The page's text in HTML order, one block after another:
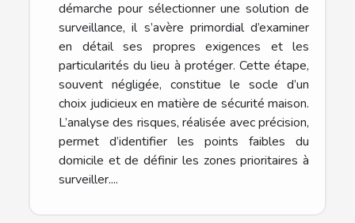
démarche pour sélectionner une solution de
surveillance, il s’avère primordial d’examiner
en détail ses propres exigences et les
particularités du lieu à protéger. Cette étape,
souvent négligée, constitue le socle d’un
choix judicieux en matière de sécurité maison.
L’analyse des risques, réalisée avec précision,
permet d’identifier les points faibles du
domicile et de définir les zones prioritaires à
surveiller....